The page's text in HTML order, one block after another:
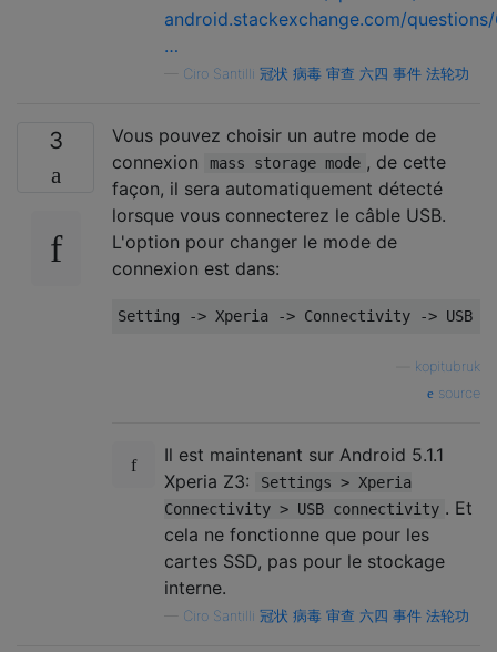
android.stackexchange.com/
…
Ciro Santilli 冠状 病毒 审查 六四 事件 法轮功
3
Vous pouvez choisir un autre mode de
connexion
mass storage mode , de cette
façon, il sera automatiquement détecté
lorsque vous connecterez le câble USB.
L'option pour changer le mode de
connexion est dans:
kopitubruk
source
Il est maintenant sur Android 5.1.1
Xperia Z3:
Settings > Xperia
Connectivity > USB connectivity . Et
cela ne fonctionne que pour les
cartes SSD, pas pour le stockage
interne.
Ciro Santilli 冠状 病毒 审查 六四 事件 法轮功